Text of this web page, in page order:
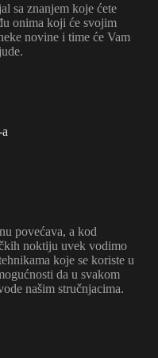
sa znanjem koje ćete
onima koji će svojim
novine i time će Vam
povećava, a kod
noktiju uvek vodimo
koje se koriste u
da u svakom
našim stručnjacima.